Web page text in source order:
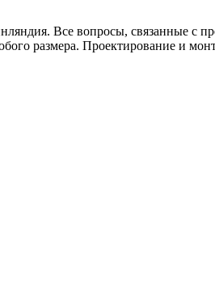
Все вопросы, связанные с
размера. Проектирование и